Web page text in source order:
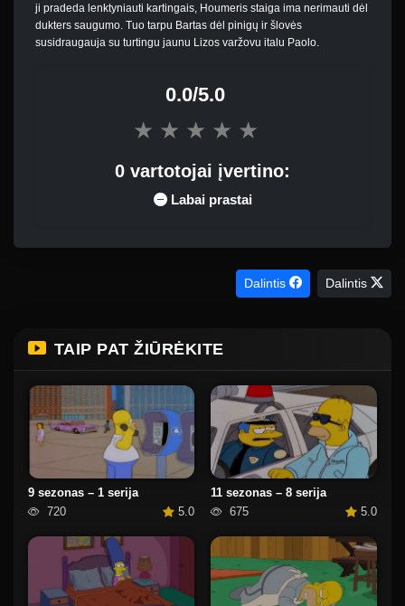
ji pradeda lenktyniauti kartingais, Houmeris staiga ima nerimauti dėl
dukters saugumo. Tuo tarpu Bartas dėl pinigų ir šlovės
susidraugauja su turtingu jaunu Lizos varžovu italu Paolo.
0.0/5.0
★ ★ ★ ★ ★
0 vartotojai įvertino:
Labai prastai
Dalintis Dalintis
TAIP PAT ŽIŪRĖKITE
9 sezonas – 1 serija
720
5.0
11 sezonas – 8 serija
675
5.0